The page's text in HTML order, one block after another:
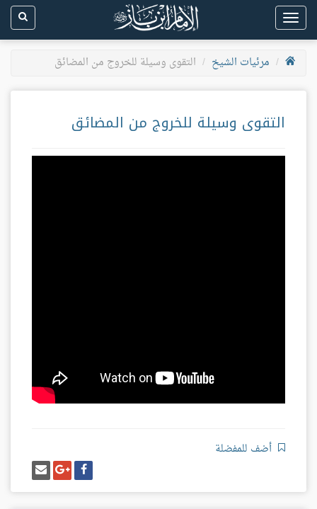
Toggle
navigation
مرئيات الشيخ
التقوى وسيلة للخروج من المضائق
التقوى وسيلة للخروج من المضائق
أضف للمفضلة
شارك
على
فيسبوك
شارك
على
غوغل
بلس
إرسل
إيميل